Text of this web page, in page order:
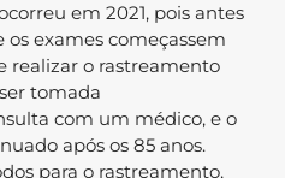
em 2021, pois antes
exames começassem
realizar o rastreamento
tomada
com um médico, e o
após os 85 anos.
para o rastreamento,